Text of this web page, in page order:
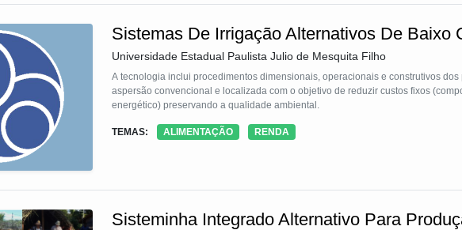
Sistemas De Irrigação Alternativos De Baixo
Universidade Estadual Paulista Julio de Mesquita Filho
A tecnologia inclui procedimentos dimensionais, operacionais e construtivos
aspersão convencional e localizada com o objetivo de reduzir custos fixos
energético) preservando a qualidade ambiental.
TEMAS: ALIMENTAÇÃO RENDA
Sisteminha Integrado Alternativo Para